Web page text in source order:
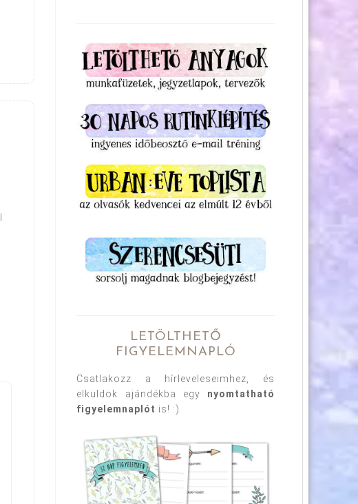
LETÖLTHETŐ
FIGYELEMNAPLÓ
Csatlakozz a hírleveleseimhez, és
elküldök ajándékba egy nyomtatható
figyelemnaplót is! :)